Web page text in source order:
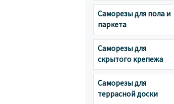
Саморезы для пола и
паркета
Саморезы для
скрытого крепежа
Саморезы для
террасной доски